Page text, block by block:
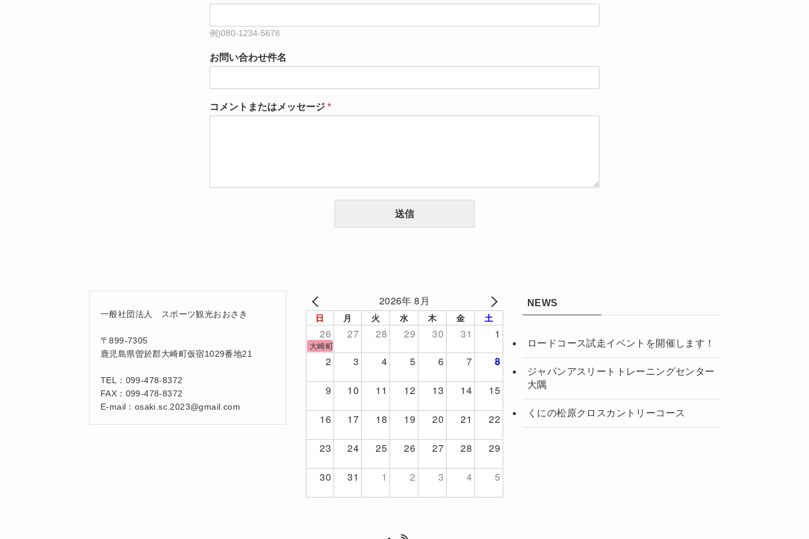
お問い合わせ件名
コメントまたはメッセージ *
送信
一般社団法人 スポーツ観光おおさき
〒899-7305
鹿児島県曽於郡大崎町仮宿1029番地21
TEL：099-478-8372
FAX：099-478-8372
E-mail：osaki.sc.2023@gmail.com
2026年 8月
日 月 火 水 木 金 土
26 27 28 29 30 31 1
大崎町サッカーフェスティバル
2 3 4 5 6 7 8
9 10 11 12 13 14 15
16 17 18 19 20 21 22
23 24 25 26 27 28 29
30 31 1 2 3 4 5
NEWS
ロードコース試走イベントを開催します！
ジャパンアスリートトレーニングセンター
大隅
くにの松原クロスカントリーコース